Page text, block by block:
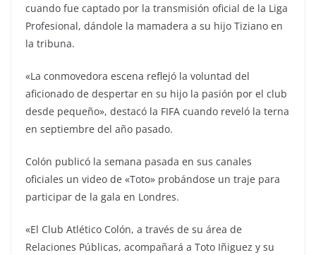
cuando fue captado por la transmisión oficial de la Liga
Profesional, dándole la mamadera a su hijo Tiziano en
la tribuna.
«La conmovedora escena reflejó la voluntad del
aficionado de despertar en su hijo la pasión por el club
desde pequeño», destacó la FIFA cuando reveló la terna
en septiembre del año pasado.
Colón publicó la semana pasada en sus canales
oficiales un video de «Toto» probándose un traje para
participar de la gala en Londres.
«El Club Atlético Colón, a través de su área de
Relaciones Públicas, acompañará a Toto Iñiguez y su